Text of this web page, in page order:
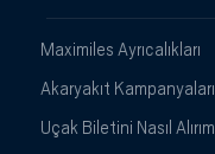
Maximiles Ayrıcalıkları
Akaryakıt Kampanyaları
Uçak Biletini Nasıl Alırım